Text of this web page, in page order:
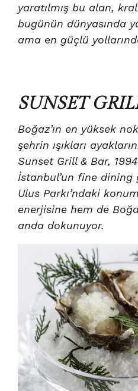
yaratılmış bu alan,
bugünün dünyasında
ama en güçlü
SUNSET
Boğaz’ın en yüksek
şehrin ışıkları
Sunset Grill & Bar,
İstanbul’un fine dining
Ulus Parkı’ndaki
enerjisine hem de
anda dokunuyor.